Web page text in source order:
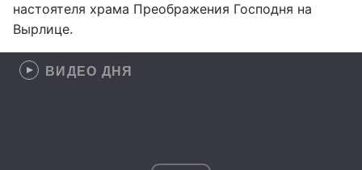
настоятеля храма Преображения Господня на
Вырлице.
ВИДЕО ДНЯ